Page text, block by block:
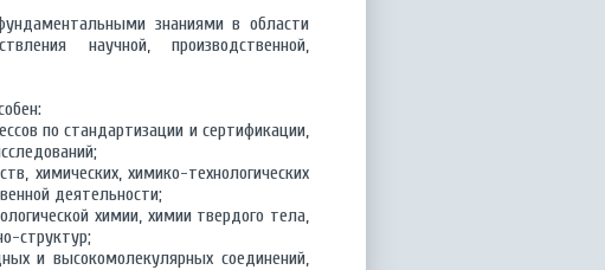
знаниями в области
научной, производственной,
по стандартизации и сертификации,
химических, химико-технологических
деятельности;
химии, химии твердого тела,
структур;
и высокомолекулярных соединений,